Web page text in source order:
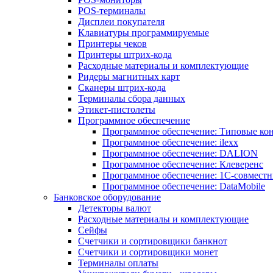
POS-терминалы
Дисплеи покупателя
Клавиатуры программируемые
Принтеры чеков
Принтеры штрих-кода
Расходные материалы и комплектующие
Ридеры магнитных карт
Сканеры штрих-кода
Терминалы сбора данных
Этикет-пистолеты
Программное обеспечение
Программное обеспечение: Типовые
Программное обеспечение: ilexx
Программное обеспечение: DALION
Программное обеспечение: Клеверенс
Программное обеспечение: 1С-
Программное обеспечение: DataMobile
Банковское оборудование
Детекторы валют
Расходные материалы и комплектующие
Сейфы
Счетчики и сортировщики банкнот
Счетчики и сортировщики монет
Терминалы оплаты